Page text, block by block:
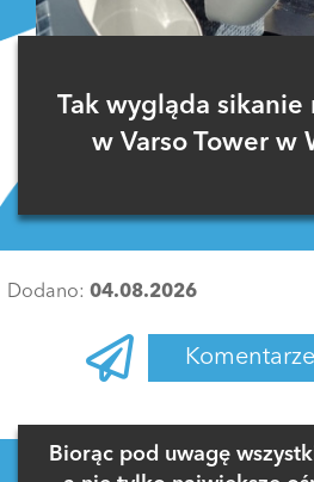
Tak wygląda sikanie
w Varso Tower w
Dodano: 04.08.2026
Komentarze
Zaloguj się, aby dodać
Biorąc pod uwagę